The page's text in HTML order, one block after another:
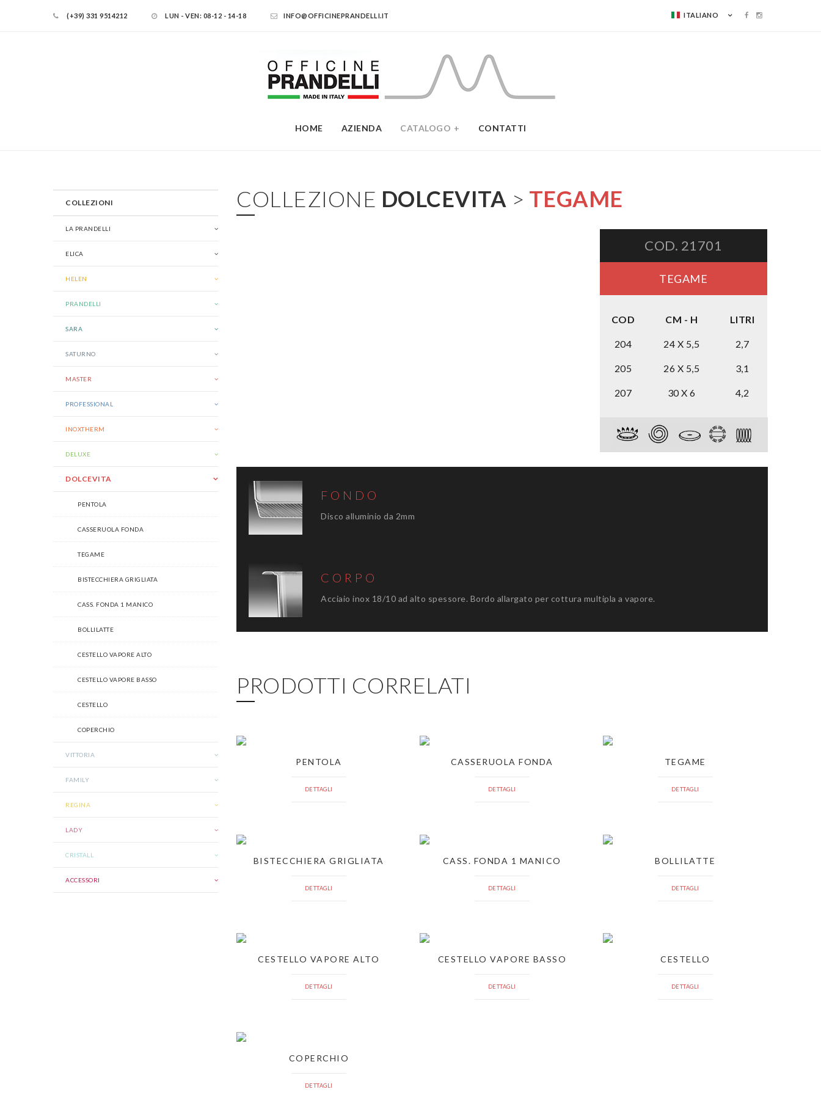
(+39) 331 9514212 LUN - VEN: 08-12 - 14-18 INFO@OFFICINEPRANDELLI.IT ITALIANO
HOME AZIENDA CATALOGO CONTATTI
COLLEZIONE DOLCEVITA > TEGAME
COD. 21701
TEGAME
COD CM - H LITRI
204 24 X 5,5 2,7
205 26 X 5,5 3,1
207 30 X 6 4,2
FONDO
Disco alluminio da 2mm
CORPO
Acciaio inox 18/10 ad alto spessore. Bordo allargato per cottura multipla a vapore.
PRODOTTI CORRELATI
PENTOLA
DETTAGLI
CASSERUOLA FONDA
DETTAGLI
TEGAME
DETTAGLI
BISTECCHIERA GRIGLIATA
DETTAGLI
CASS. FONDA 1 MANICO
DETTAGLI
BOLLILATTE
DETTAGLI
CESTELLO VAPORE ALTO
DETTAGLI
CESTELLO VAPORE BASSO
DETTAGLI
CESTELLO
DETTAGLI
COPERCHIO
DETTAGLI
COLLEZIONI
LA PRANDELLI
ELICA
HELEN
PRANDELLI
SARA
SATURNO
MASTER
PROFESSIONAL
INOXTHERM
DELUXE
DOLCEVITA
PENTOLA
CASSERUOLA FONDA
TEGAME
BISTECCHIERA GRIGLIATA
CASS. FONDA 1 MANICO
BOLLILATTE
CESTELLO VAPORE ALTO
CESTELLO VAPORE BASSO
CESTELLO
COPERCHIO
VITTORIA
FAMILY
REGINA
LADY
CRISTALL
ACCESSORI